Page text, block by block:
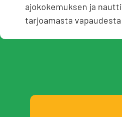
ajokokemuksen ja
tarjoamasta